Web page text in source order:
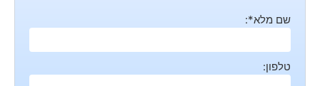
שם מלא*:
טלפון: